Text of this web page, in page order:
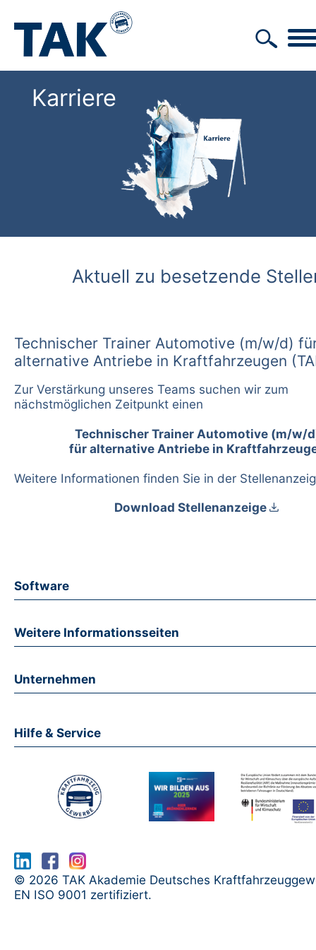
Karriere
Aktuell zu besetzende
Technischer Trainer Automotive (m/w/d)
alternative Antriebe in Kraftfahrzeugen
Zur Verstärkung unseres Teams suchen wir zum
nächstmöglichen Zeitpunkt einen
Technischer Trainer Automotive (m/w/
für alternative Antriebe in
Weitere Informationen finden Sie in der
Download Stellenanzeigedownload
Software
Weitere Informationsseiten
Unternehmen
Hilfe & Service
© 2026 TAK Akademie Deutsches
EN ISO 9001 zertifiziert.